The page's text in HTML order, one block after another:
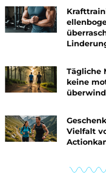
Tägliche
keine
Vielfalt